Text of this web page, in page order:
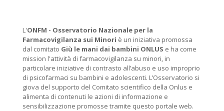
L'ONFM - Osservatorio Nazionale per la
Farmacovigilanza sui Minori è un iniziativa promossa
dal comitato Giù le mani dai bambini ONLUS e ha come
mission l'attività di farmacovigilanza su minori, in
particolare iniziative di contrasto all’abuso e uso improprio
di psicofarmaci su bambini e adolescenti. L’Osservatorio si
giova del supporto del Comitato scientifico della Onlus e
alimenta di contenuti le azioni di informazione e
sensibilizzazione promosse tramite questo portale web.